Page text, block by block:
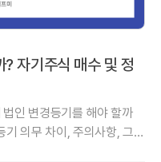
자기주식 매수 및 정
인 변경등기를 해야 할까
의무 차이, 주의사항, 그리